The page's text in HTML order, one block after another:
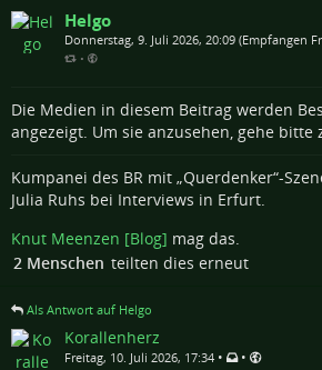
Helgo
Donnerstag, 9. Juli 2026, 20:09 (Empfangen
•
Die Medien in diesem Beitrag werden
angezeigt. Um sie anzusehen, gehe bitte
Kumpanei des BR mit „Querdenker“-
Julia Ruhs bei Interviews in Erfurt.
Knut Meenzen [Blog] mag das.
2 Menschen teilten dies erneut
Als Antwort auf Helgo
Korallenherz
Freitag, 10. Juli 2026, 17:34 • •